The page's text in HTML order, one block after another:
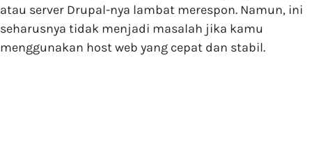
atau server Drupal-nya lambat merespon. Namun, ini
seharusnya tidak menjadi masalah jika kamu
menggunakan host web yang cepat dan stabil.